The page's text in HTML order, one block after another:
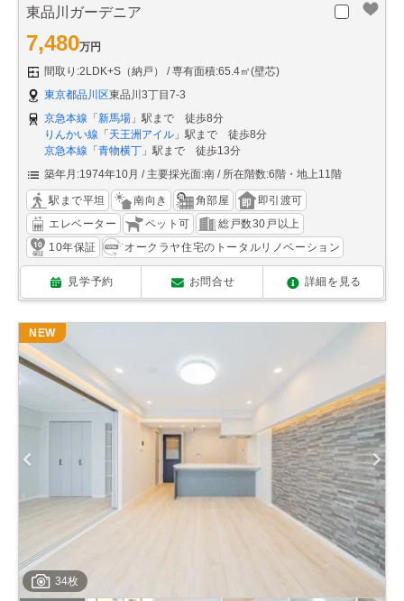
東品川ガーデニア
7,480万円
間取り:2LDK+S（納戸）
専有面積:65.4㎡(壁芯)
東京都品川区東品川3丁目7-3
京急本線 「新馬場 」駅まで 徒歩8分
りんかい線 「天王洲アイル 」駅まで 徒歩8分
京急本線 「青物横丁 」駅まで 徒歩13分
築年月:1974年10月
主要採光面:南 所在階数:6階・地上11階
駅まで平坦 南向き 角部屋
即引渡可
エレベーター
ペット可
総戸数30戸以上
10年保証
オークラヤ住宅のトータルリノベーション
見学予約 お問合せ 詳細を見る
34枚
NEW